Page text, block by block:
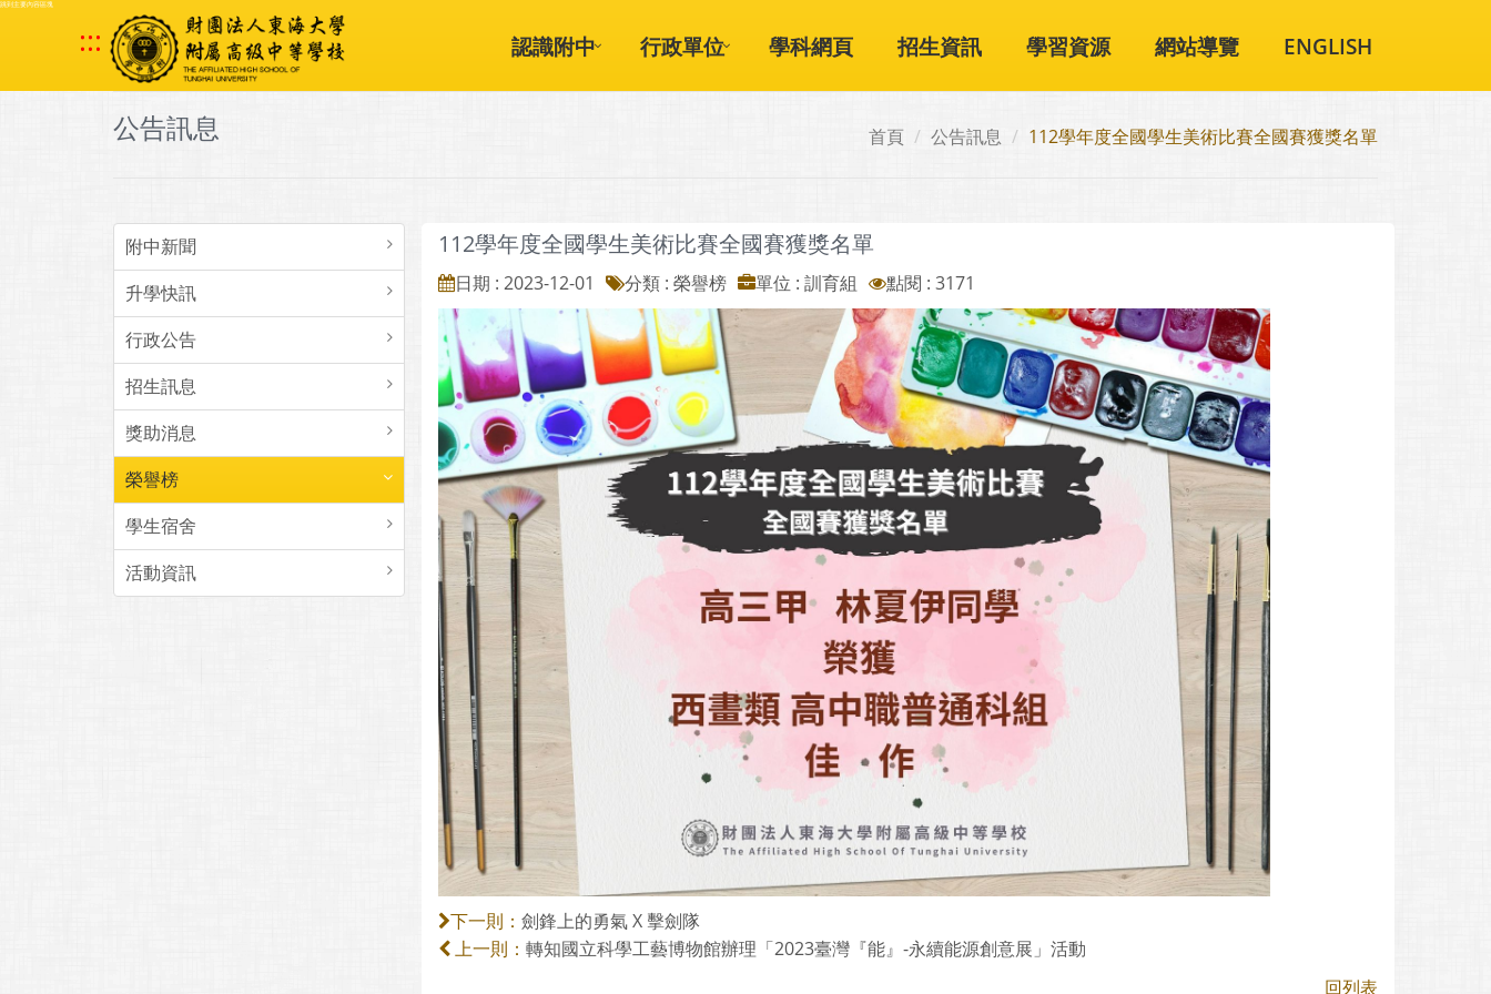
跳到主要內容區塊
::: 認識附中 行政單位 學科網頁 招生資訊 學習資源 網站導覽 ENGLISH
公告訊息 首頁 公告訊息 112學年度全國學生美術比賽全國賽獲獎名單
附中新聞
升學快訊
行政公告
招生訊息
獎助消息
榮譽榜
學生宿舍
活動資訊
112學年度全國學生美術比賽全國賽獲獎名單
日期 : 2023-12-01 分類 : 榮譽榜 單位 : 訓育組 點閱 : 3171
下一則： 劍鋒上的勇氣 X 擊劍隊
上一則： 轉知國立科學工藝博物館辦理「2023臺灣『能』-永續能源創意展」活動
回列表